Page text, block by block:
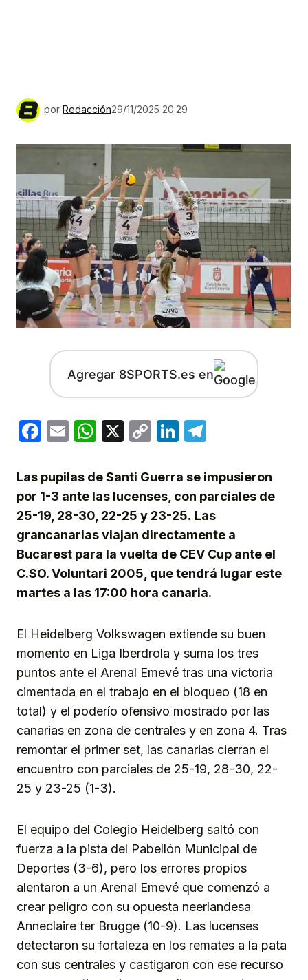
por Redacción29/11/2025 20:29
Agregar 8SPORTS.es en
Facebook
EmailWhatsApp
X
CopyLinkedIn
Las pupilas de Santi Guerra se impusieron
por 1-3 ante las lucenses, con parciales de
25-19, 28-30, 22-25 y 23-25. Las
grancanarias viajan directamente a
Bucarest para la vuelta de CEV Cup ante el
C.SO. Voluntari 2005, que tendrá lugar este
martes a las 17:00 hora canaria.
El Heidelberg Volkswagen extiende su buen
momento en Liga Iberdrola y suma los tres
puntos ante el Arenal Emevé tras una victoria
cimentada en el trabajo en el bloqueo (18 en
total) y el poderío ofensivo mostrado por las
canarias en zona de centrales y en zona 4. Tras
remontar el primer set, las canarias cierran el
encuentro con parciales de 25-19, 28-30, 22-
25 y 23-25 (1-3).
El equipo del Colegio Heidelberg saltó con
fuerza a la pista del Pabellón Municipal de
Deportes (3-6), pero los errores propios
alentaron a un Arenal Emevé que comenzó a
crear peligro con su opuesta neerlandesa
Anneclaire ter Brugge (10-9). Las lucenses
detectaron su fortaleza en los remates a la pata
con sus centrales y castigaron con ese recurso